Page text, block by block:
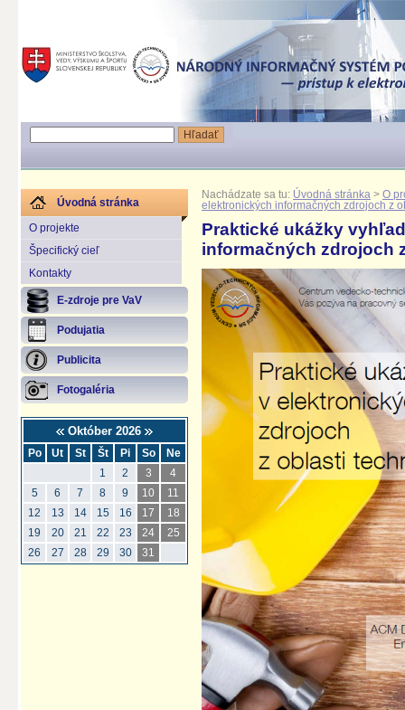
Úvodná stránka
O projekte
Špecifický cieľ
Kontakty
E-zdroje pre VaV
Podujatia
Publicita
Fotogaléria
Október 2026
Po Ut St Št Pi So
Ne
1
2 3
4
5
6 7 8 9 10
11
12
13 14 15 16 17
18
19
20 21 22 23 24
25
26
27 28 29 30 31
Nachádzate sa tu: Úvodná stránka > O
elektronických informačných zdrojoch z
Praktické ukážky
informačných zdrojoch